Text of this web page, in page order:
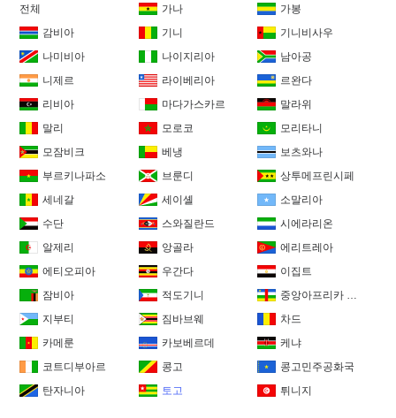
전체 가나
가봉
감비아
기니
기니비사우
나미비아
나이지리아
남아공
니제르
라이베리아
르완다
리비아
마다가스카르
말라위
말리
모로코
모리타니
모잠비크
베냉
보츠와나
부르키나파소
브룬디
상투메프린시페
세네갈
세이셸
소말리아
수단
스와질란드
시에라리온
알제리
앙골라
에리트레아
에티오피아
우간다
이집트
잠비아
적도기니
중앙아프리카 공화국
지부티
짐바브웨
차드
카메룬
카보베르데
케냐
코트디부아르
콩고
콩고민주공화국
탄자니아
토고 튀니지